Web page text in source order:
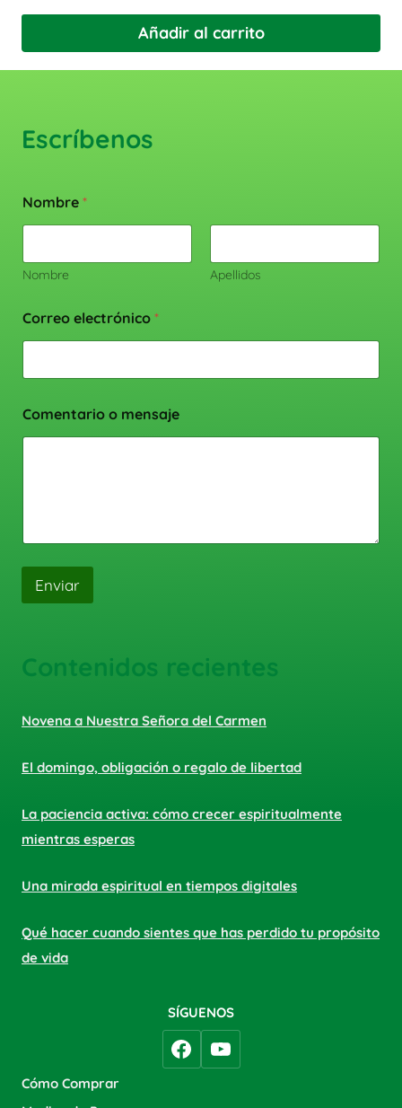
Añadir al carrito
Escríbenos
Nombre *
Nombre Apellidos
Correo electrónico *
Comentario o mensaje
Enviar
Contenidos recientes
Novena a Nuestra Señora del Carmen
El domingo, obligación o regalo de libertad
La paciencia activa: cómo crecer espiritualmente
mientras esperas
Una mirada espiritual en tiempos digitales
Qué hacer cuando sientes que has perdido tu propósito
de vida
SÍGUENOS
Cómo Comprar